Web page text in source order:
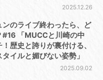
2025.12.26
ンのライブ終わったら、ど
#16 「MUCCと川崎の中
歴史と誇りが裏付ける、
イルと媚びない姿勢」
2025.09.02